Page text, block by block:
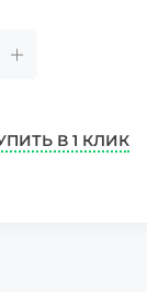
В 1 КЛИК